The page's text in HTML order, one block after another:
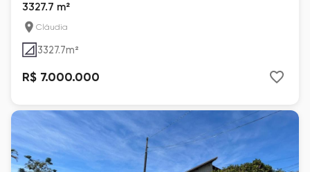
3327.7 m²
Cláudia
3327.7m²
R$ 7.000.000